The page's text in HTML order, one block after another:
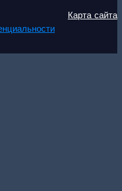
Карта сайта